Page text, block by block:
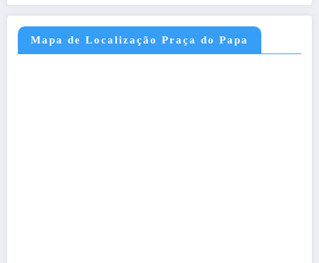
Mapa de Localização Praça do Papa